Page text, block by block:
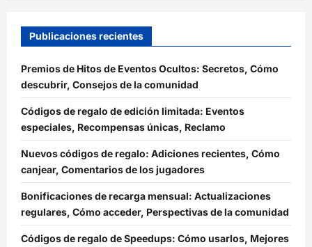
Publicaciones recientes
Premios de Hitos de Eventos Ocultos: Secretos, Cómo
descubrir, Consejos de la comunidad
Códigos de regalo de edición limitada: Eventos
especiales, Recompensas únicas, Reclamo
Nuevos códigos de regalo: Adiciones recientes, Cómo
canjear, Comentarios de los jugadores
Bonificaciones de recarga mensual: Actualizaciones
regulares, Cómo acceder, Perspectivas de la comunidad
Códigos de regalo de Speedups: Cómo usarlos, Mejores